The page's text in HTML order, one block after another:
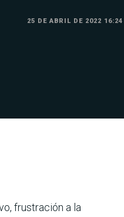
25 DE ABRIL DE 2022 16:24
frustración a la